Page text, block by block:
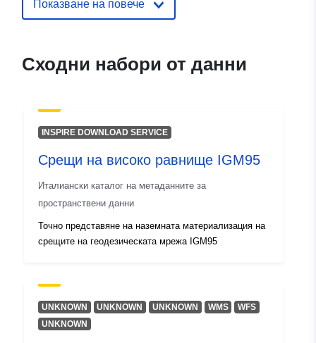
10 March 2026
:
], [ 13.92, 46.66 ], [ 13.92,
и:
uriRef:
Показване на повече
Сходни набори от данни
INSPIRE DOWNLOAD SERVICE
Срещи на високо равнище IGM95
Италиански каталог на метаданните за
пространствени данни
Точно представяне на наземната материализация на
срещите на геодезическата мрежа IGM95
UNKNOWN UNKNOWN UNKNOWN WMS
WFS
UNKNOWN